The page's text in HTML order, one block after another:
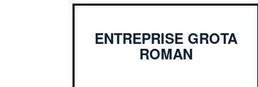
ENTREPRISE GROTA
ROMAN